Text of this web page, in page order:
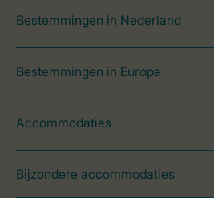
Bestemmingen in Nederland
Bestemmingen in Europa
Accommodaties
Bijzondere accommodaties